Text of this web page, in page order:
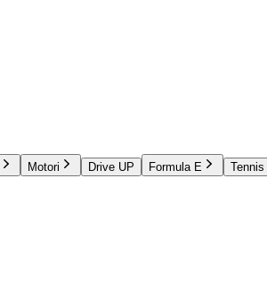
Motori Drive UP Formula E Tennis